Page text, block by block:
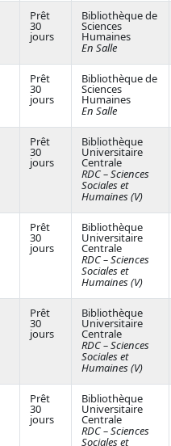
Prêt
30
jours
Bibliothèque de
Sciences
Humaines
En Salle
Prêt
30
jours
Bibliothèque de
Sciences
Humaines
En Salle
Prêt
30
jours
Bibliothèque
Universitaire
Centrale
RDC – Sciences
Sociales et
Humaines (V)
Prêt
30
jours
Bibliothèque
Universitaire
Centrale
RDC – Sciences
Sociales et
Humaines (V)
Prêt
30
jours
Bibliothèque
Universitaire
Centrale
RDC – Sciences
Sociales et
Humaines (V)
Prêt
30
jours
Bibliothèque
Universitaire
Centrale
RDC – Sciences
Sociales et